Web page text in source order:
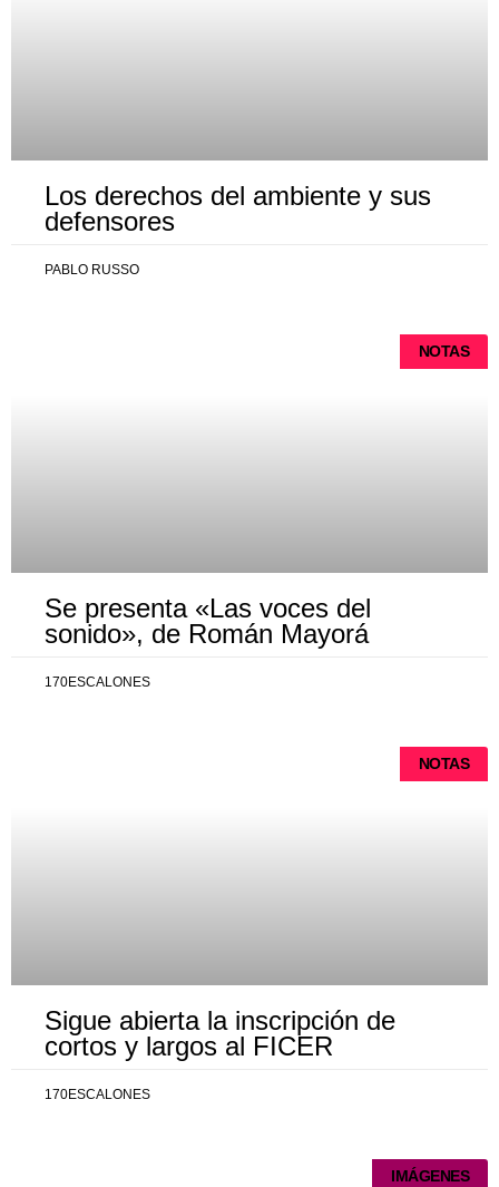
Los derechos del ambiente y sus
defensores
PABLO RUSSO
NOTAS
Se presenta «Las voces del
sonido», de Román Mayorá
170ESCALONES
NOTAS
Sigue abierta la inscripción de
cortos y largos al FICER
170ESCALONES
IMÁGENES